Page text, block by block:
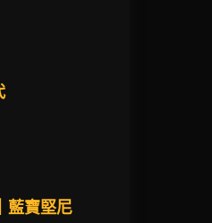
寶堅尼